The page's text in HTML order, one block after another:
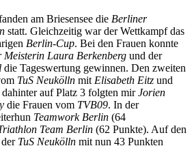
am Briesensee die Berliner
statt. Gleichzeitig war der Wettkampf das
Berlin-Cup. Bei den Frauen konnte
Meisterin Laura Berkenberg und der
die Tageswertung gewinnen. Den zweiten
TuS Neukölln mit Elisabeth Eitz und
auf Platz 3 folgten mirJorien
die Frauen vom TVB09. In der
Teamwork Berlin (64
Team Berlin (62 Punkte). Auf den
TuS Neukölln mit nun 43 Punkten